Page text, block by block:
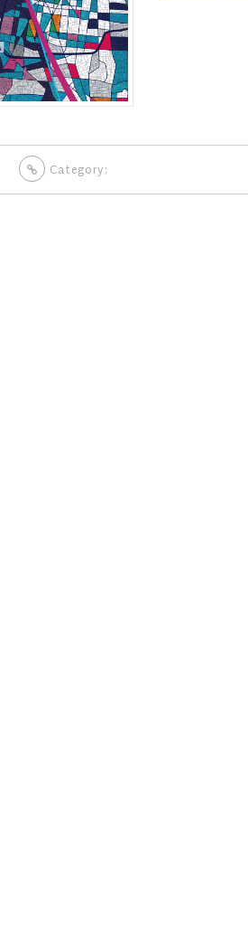
Category: